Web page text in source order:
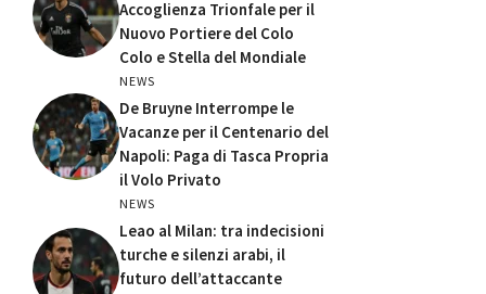
Accoglienza Trionfale per il
Nuovo Portiere del Colo
Colo e Stella del Mondiale
NEWS
De Bruyne Interrompe le
Vacanze per il Centenario del
Napoli: Paga di Tasca Propria
il Volo Privato
NEWS
Leao al Milan: tra indecisioni
turche e silenzi arabi, il
futuro dell’attaccante